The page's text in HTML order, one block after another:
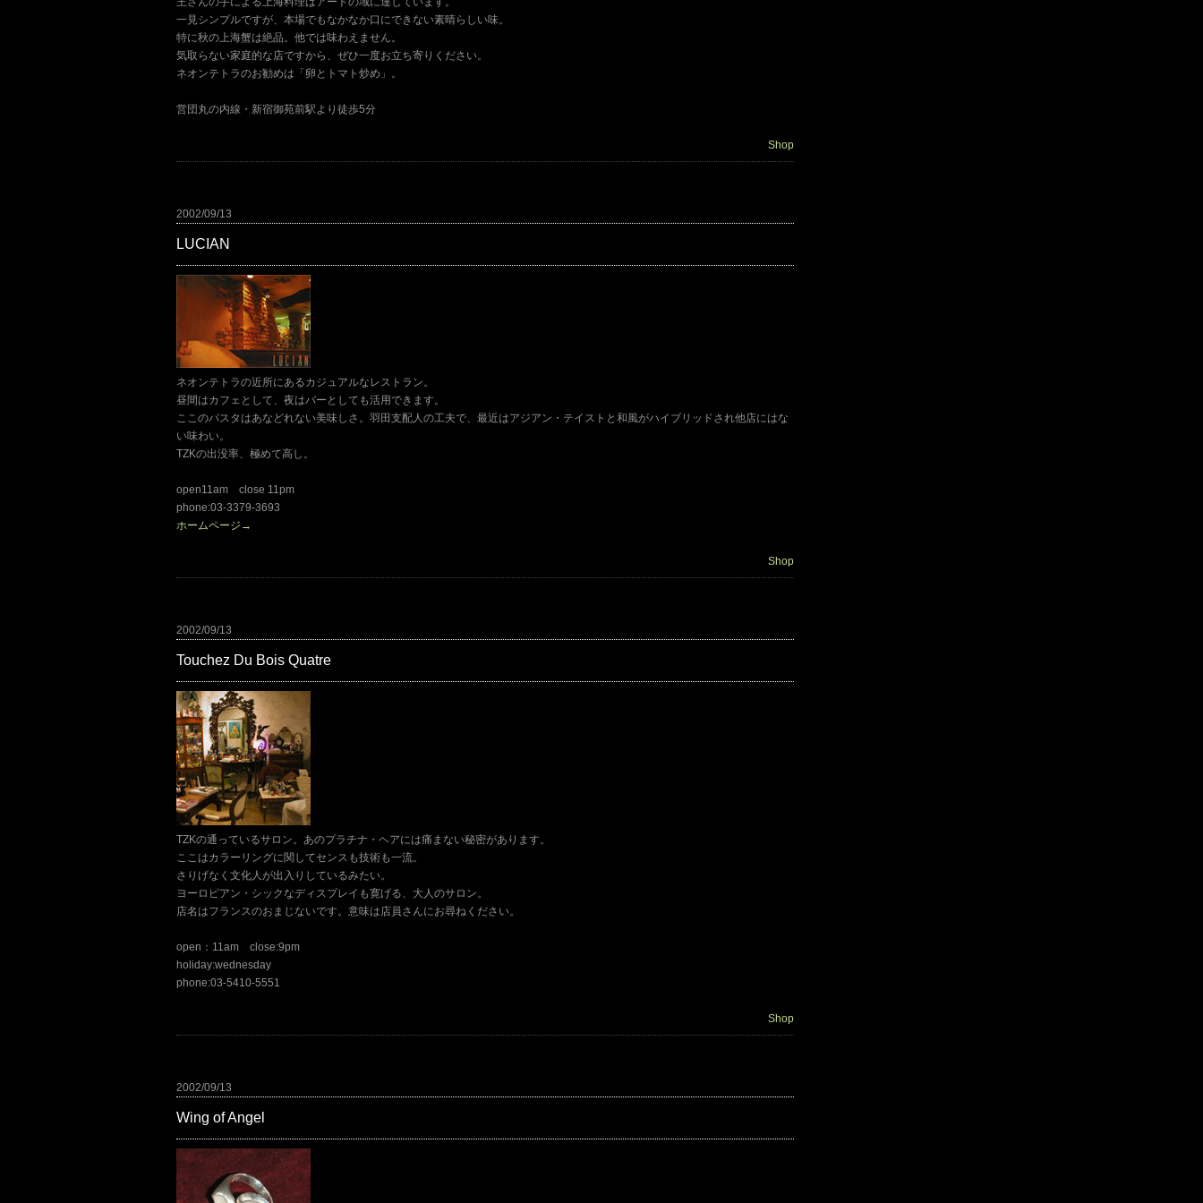
一見シンプルですが、本場でもなかなか口にできない素晴らしい味。
特に秋の上海蟹は絶品。他では味わえません。
気取らない家庭的な店ですから、ぜひ一度お立ち寄りください。
ネオンテトラのお勧めは「卵とトマト炒め」。
営団丸の内線・新宿御苑前駅より徒歩5分
Shop
2002/09/13
LUCIAN
ネオンテトラの近所にあるカジュアルなレストラン。
昼間はカフェとして、夜はバーとしても活用できます。
ここのパスタはあなどれない美味しさ。羽田支配人の工夫で、最近はアジアン・テイストと和風がハイブリッドされ他店にはな
い味わい。
TZKの出没率、極めて高し。
open11am close 11pm
phone:03-3379-3693
ホームページ→
Shop
2002/09/13
Touchez Du Bois Quatre
TZKの通っているサロン。あのプラチナ・ヘアには痛まない秘密があります。
ここはカラーリングに関してセンスも技術も一流。
さりげなく文化人が出入りしているみたい。
ヨーロピアン・シックなディスプレイも寛げる、大人のサロン。
店名はフランスのおまじないです。意味は店員さんにお尋ねください。
open：11am close:9pm
holiday:wednesday
phone:03-5410-5551
Shop
2002/09/13
Wing of Angel